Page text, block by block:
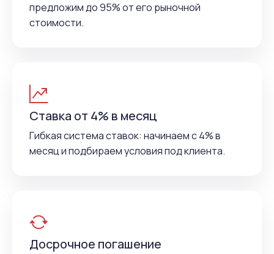
предложим до 95% от его рыночной
стоимости.
Ставка от 4% в месяц
Гибкая система ставок: начинаем с 4% в
месяц и подбираем условия под клиента.
Досрочное погашение